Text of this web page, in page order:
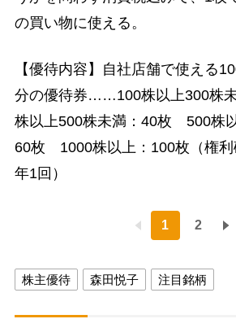
の買い物に使える。
【優待内容】自社店舗で使える
分の優待券……100株以上300株
株以上500株未満：40枚 500株
60枚 1000株以上：100枚（権利
年1回）
1 2
株主優待 森田悦子 注目銘柄